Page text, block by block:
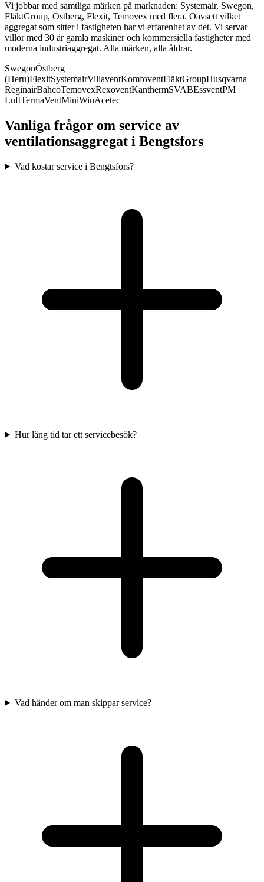
Vi jobbar med samtliga märken på marknaden: Systemair, Swegon,
FläktGroup, Östberg, Flexit, Temovex med flera. Oavsett vilket
aggregat som sitter i fastigheten har vi erfarenhet av det. Vi servar
villor med 30 år gamla maskiner och kommersiella fastigheter med
moderna industriaggregat. Alla märken, alla åldrar.
SwegonÖstberg
(Heru)FlexitSystemairVillaventKomfoventFläktGroupHusqvarna
ReginairBahcoTemovexRexoventKanthermSVABEssventPM
LuftTermaVentMiniWinAcetec
Vanliga frågor om service av
ventilationsaggregat i Bengtsfors
Vad kostar service i Bengtsfors?
Hur lång tid tar ett servicebesök?
Vad händer om man skippar service?